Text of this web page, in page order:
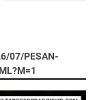
07/PESAN-